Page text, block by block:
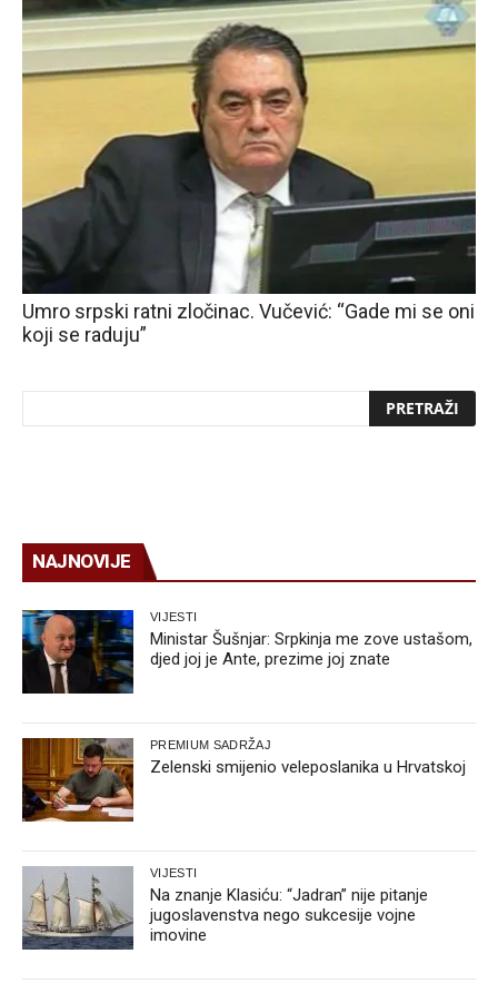
Umro srpski ratni zločinac. Vučević: “Gade mi se oni
koji se raduju”
NAJNOVIJE
VIJESTI
Ministar Šušnjar: Srpkinja me zove ustašom,
djed joj je Ante, prezime joj znate
PREMIUM SADRŽAJ
Zelenski smijenio veleposlanika u Hrvatskoj
VIJESTI
Na znanje Klasiću: “Jadran” nije pitanje
jugoslavenstva nego sukcesije vojne
imovine